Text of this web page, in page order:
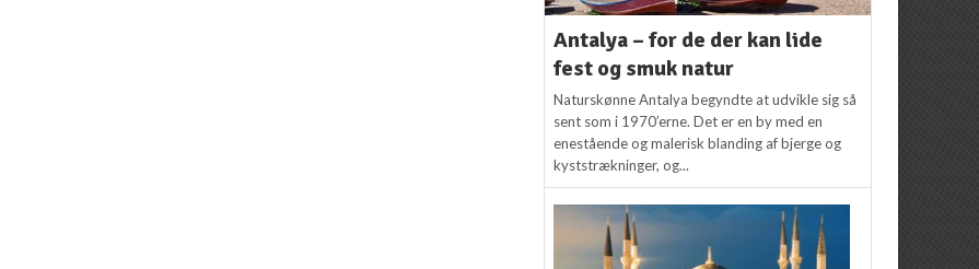
Antalya – for de der kan lide
fest og smuk natur
Naturskønne Antalya begyndte at udvikle sig så
sent som i 1970’erne. Det er en by med en
enestående og malerisk blanding af bjerge og
kyststrækninger, og...